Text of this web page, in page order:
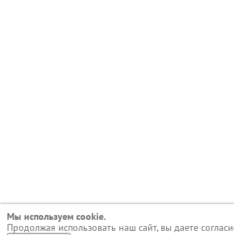
Мы используем сookie.
Продолжая использовать наш сайт, вы даете